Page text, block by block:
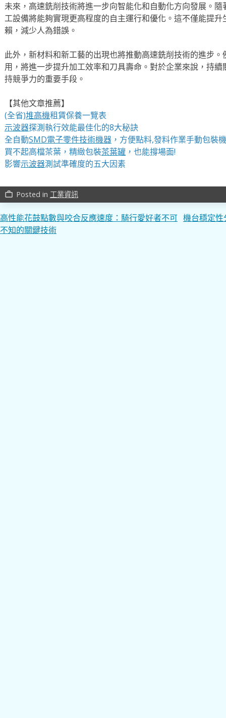
未來，高速銑削技術將進一步向智能化和自動化方向發展。
工設備將能夠實現更高程度的自主運行和優化。這不僅能提
賴，減少人為錯誤。
此外，新材料和新工藝的出現也將推動高速銑削技術的進步
用，將進一步提升加工效率和刀具壽命。對於企業來說，持
持競爭力的重要手段。
【其他文章推薦】
(全省)堆高機租賃保養一覽表
示波器探測執行效能最佳化的8大秘訣
全自動SMD電子零件技術機器，方便點料,發料作業手動包裝機
買不起高檔茶葉，精緻包裝茶葉罐，也能撐場面!
影響示波器測試準確度的五大因素
work_outline Posted in 工業資訊
文
章
高性能花鼓點數與咬合反應速度：騎行愛好者不可
不知的關鍵技術
機台穩定